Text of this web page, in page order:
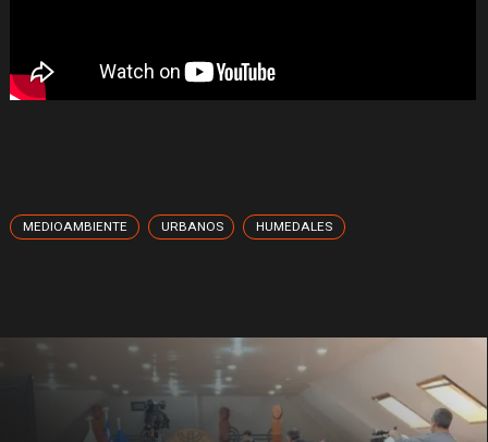
MEDIOAMBIENTE URBANOS HUMEDALES